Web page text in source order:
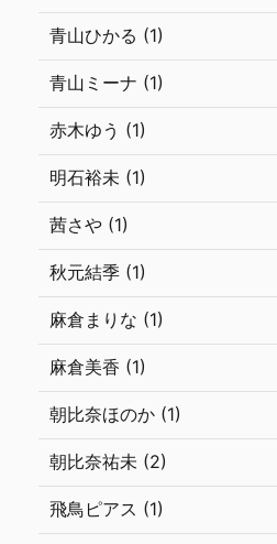
青山ひかる (1)
青山ミーナ (1)
赤木ゆう (1)
明石裕未 (1)
茜さや (1)
秋元結季 (1)
麻倉まりな (1)
麻倉美香 (1)
朝比奈ほのか (1)
朝比奈祐未 (2)
飛鳥ピアス (1)